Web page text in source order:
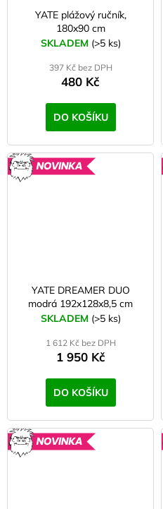
YATE plážový ručník,
180x90 cm
SKLADEM (>5 ks)
397 Kč bez DPH
480 Kč
DO KOŠÍKU
NOVINKA
YATE DREAMER DUO
modrá 192x128x8,5 cm
SKLADEM (>5 ks)
1 612 Kč bez DPH
1 950 Kč
DO KOŠÍKU
NOVINKA